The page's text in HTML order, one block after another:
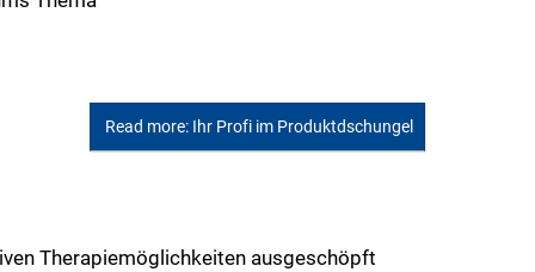
Read more: Ihr Profi im Produktdschungel
Therapiemöglichkeiten ausgeschöpft